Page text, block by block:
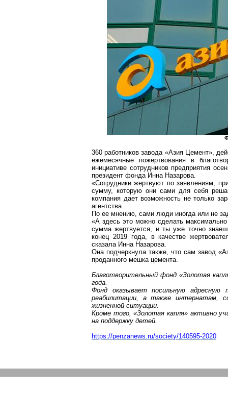
360 работников завода «Азия Цемент»,
ежемесячные пожертвования в
инициативе сотрудников предприятия
президент фонда Инна Назарова.
«Сотрудники жертвуют по заявлениям,
сумму, которую они сами для себя
компания дает возможность не только
агентства.
По ее мнению, сами люди иногда или не
«А здесь это можно сделать
сумма жертвуется, и ты уже точно
конец2019 года, в качестве
сказала Инна Назарова.
Она подчеркнула также, что сам завод
проданного мешка цемента.
Благотворительный фонд «Золотая
года.
Фонд оказывает посильную
реабилитации, а также интернатам,
жизненной ситуации.
Кроме того, «Золотая капля» активно
на поддержку детей.
https://penzanews.ru/society/140595-2020